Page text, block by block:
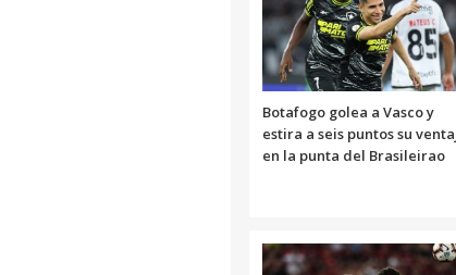
Botafogo golea a Vasco y
estira a seis puntos su
en la punta del Brasileirao